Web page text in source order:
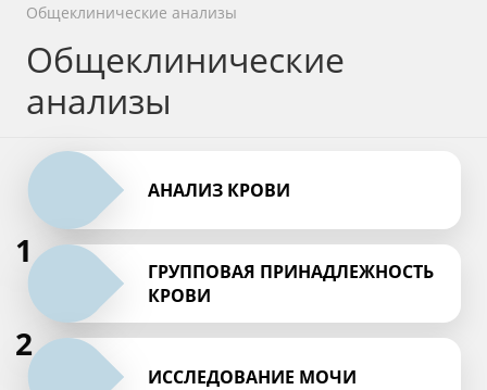
Общеклинические анализы
Общеклинические
анализы
1
АНАЛИЗ КРОВИ
2
ГРУППОВАЯ ПРИНАДЛЕЖНОСТЬ
КРОВИ
ИССЛЕДОВАНИЕ МОЧИ